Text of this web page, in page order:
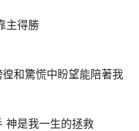
主得勝
和驚慌中盼望能陪著我
神是我一生的拯救